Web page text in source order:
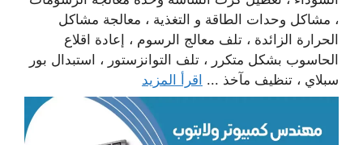
، مشاكل وحدات الطاقة و التغذية ، معالجة مشاكل
الحرارة الزائدة ، تلف معالج الرسوم ، إعادة اقلاع
الحاسوب بشكل متكرر ، تلف التوانزستور ، استبدال بور
سبلاي ، تنظيف مآخذ ... اقرأ المزيد